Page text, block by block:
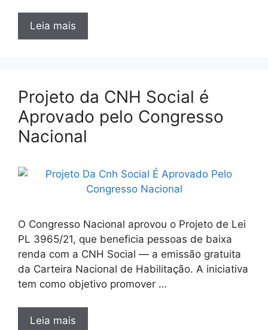
Leia mais
Projeto da CNH Social é
Aprovado pelo Congresso
Nacional
O Congresso Nacional aprovou o Projeto de Lei
PL 3965/21, que beneficia pessoas de baixa
renda com a CNH Social — a emissão gratuita
da Carteira Nacional de Habilitação. A iniciativa
tem como objetivo promover …
Leia mais